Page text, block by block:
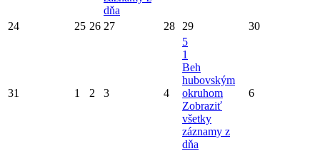
dňa
24 25 26 27 28 29 30
31 1 2 3 4
5
1
Beh
hubovským
okruhom
Zobraziť
všetky
záznamy z
dňa
6